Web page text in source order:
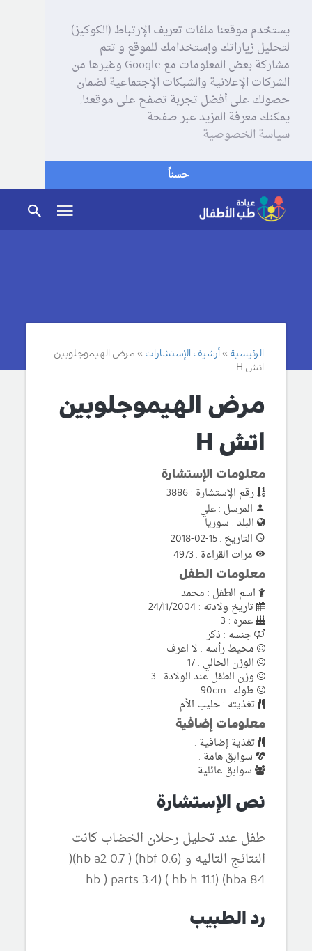
يستخدم موقعنا ملفات تعريف الإرتباط (الكوكيز)
لتحليل زياراتك وإستخدامك للموقع و تتم
مشاركة بعض المعلومات مع Google وغيرها من
الشركات الإعلانية والشبكات الإجتماعية لضمان
حصولك على أفضل تجربة تصفح على موقعنا,
يمكنك معرفة المزيد عبر صفحة
سياسة الخصوصية
حسناً
الرئيسية أرشيف الإستشارات
مرض الهيموجلوبين
اتش H
مرض الهيموجلوبين
اتش H
معلومات الإستشارة
رقم الإستشارة : 3886
المرسل : علي
البلد : سوريا
التاريخ : 15-02-2018
مرات القراءة : 4973
معلومات الطفل
اسم الطفل : محمد
تاريخ ولادته : 24/11/2004
عمره : 3
جنسه : ذكر
محيط رأسه : لا اعرف
الوزن الحالي : 17
وزن الطفل عند الولادة : 3
طوله : 90cm
تغذيته : حليب الأم
معلومات إضافية
تغذية إضافية :
سوابق هامة :
سوابق عائلية :
نص الإستشارة
طفل عند تحليل رحلان الخضاب كانت
النتائج التاليه و (hbf 0.6) ( hb a2 0.7)(
hba 84) hb ) parts 3.4) ( hb h 11.1)
رد الطبيب